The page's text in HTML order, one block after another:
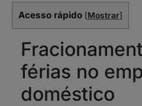
Acesso rápido [Mostrar]
férias no
doméstico